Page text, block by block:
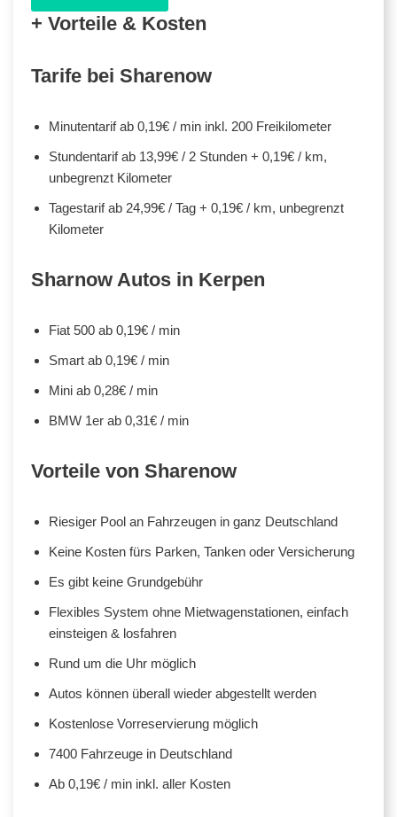
+ Vorteile & Kosten
Tarife bei Sharenow
Minutentarif ab 0,19€ / min inkl. 200 Freikilometer
Stundentarif ab 13,99€ / 2 Stunden + 0,19€ / km,
unbegrenzt Kilometer
Tagestarif ab 24,99€ / Tag + 0,19€ / km, unbegrenzt
Kilometer
Sharnow Autos in Kerpen
Fiat 500 ab 0,19€ / min
Smart ab 0,19€ / min
Mini ab 0,28€ / min
BMW 1er ab 0,31€ / min
Vorteile von Sharenow
Riesiger Pool an Fahrzeugen in ganz Deutschland
Keine Kosten fürs Parken, Tanken oder Versicherung
Es gibt keine Grundgebühr
Flexibles System ohne Mietwagenstationen, einfach
einsteigen & losfahren
Rund um die Uhr möglich
Autos können überall wieder abgestellt werden
Kostenlose Vorreservierung möglich
7400 Fahrzeuge in Deutschland
Ab 0,19€ / min inkl. aller Kosten